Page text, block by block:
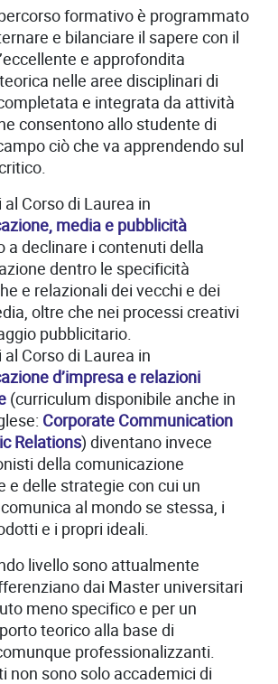
formativo è programmato
e bilanciare il sapere con il
’eccellente e approfondita
nelle aree disciplinari di
e integrata da attività
consentono allo studente di
ciò che va apprendendo sul
al Corso di Laurea in
media e pubblicità
a declinare i contenuti della
dentro le specificità
e relazionali dei vecchi e dei
oltre che nei processi creativi
pubblicitario.
al Corso di Laurea in
d’impresa e relazioni
(curriculum disponibile anche in
Corporate Communication
Relations) diventano invece
della comunicazione
e delle strategie con cui un
al mondo se stessa, i
e i propri ideali.
livello sono attualmente
dai Master universitari
meno specifico e per un
teorico alla base di
professionalizzanti.
non sono solo accademici di